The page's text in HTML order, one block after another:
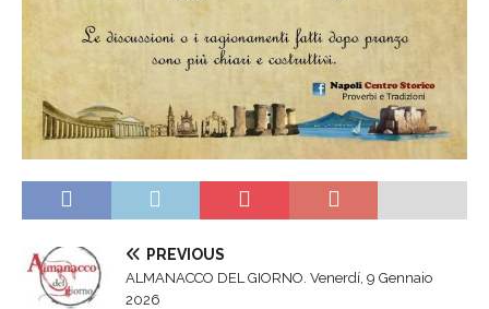
PREVIOUS
ALMANACCO DEL GIORNO. Venerdí, 9 Gennaio
2026